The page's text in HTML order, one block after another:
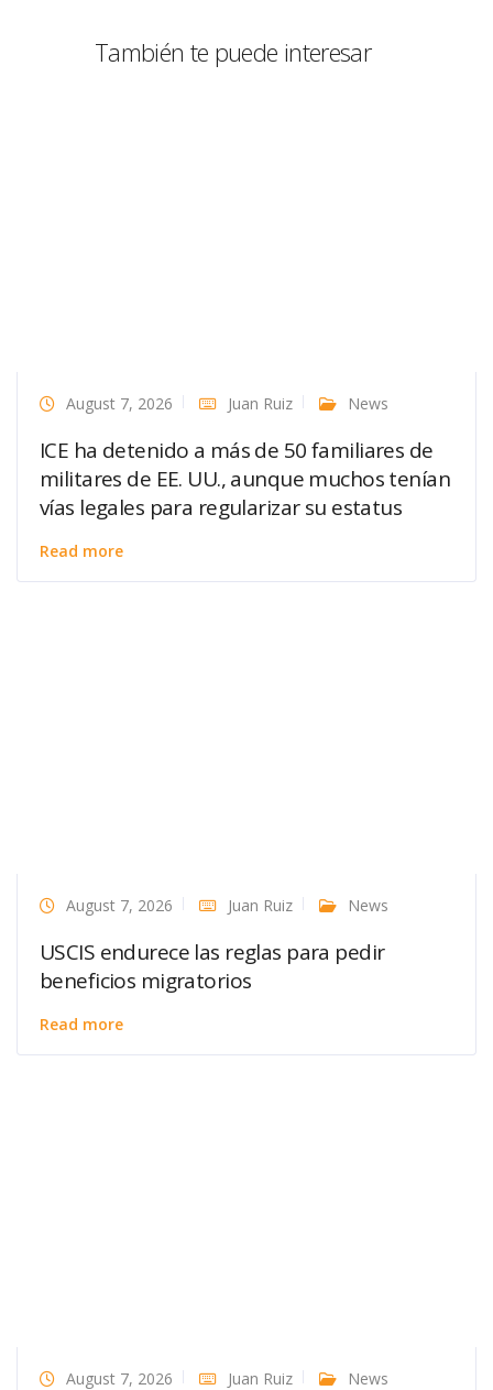
También te puede interesar
August 7, 2026 Juan Ruiz News
ICE ha detenido a más de 50 familiares de
militares de EE. UU., aunque muchos tenían
vías legales para regularizar su estatus
Read more
August 7, 2026 Juan Ruiz News
USCIS endurece las reglas para pedir
beneficios migratorios
Read more
August 7, 2026 Juan Ruiz News